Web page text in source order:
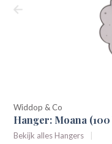
Widdop & Co
Hanger: Moana
Bekijk alles Hangers